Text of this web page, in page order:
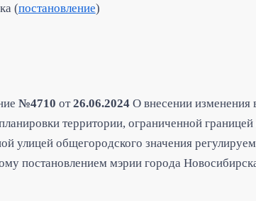
(постановление)
№4710 от26.06.2024О внесении изменения
территории, ограниченной
улицей общегородского значения
постановлением мэрии города